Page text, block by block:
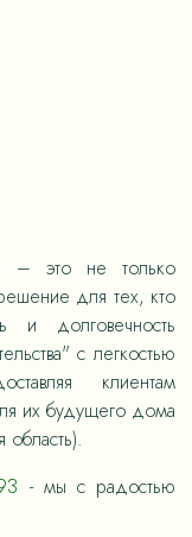
– это не только
для тех, кто
и долговечность
с легкостью
клиентам
их будущего дома
- мы с радостью